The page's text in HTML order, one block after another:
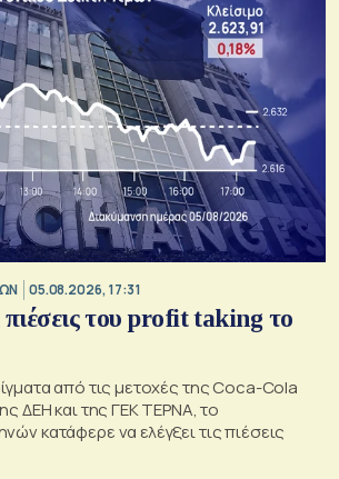
05.08.2026, 17:31
του profit taking το
από τις μετοχές της Coca-Cola
ΔΕΗ και της ΓΕΚ ΤΕΡΝΑ, το
κατάφερε να ελέγξει τις πιέσεις